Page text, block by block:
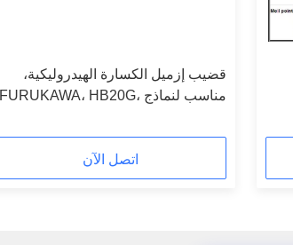
قضيب إزميل الكسارة الهيدروليكية،
مناسب لنماذج FURUKAWA، HB20G،
F37.
اتصل الآن